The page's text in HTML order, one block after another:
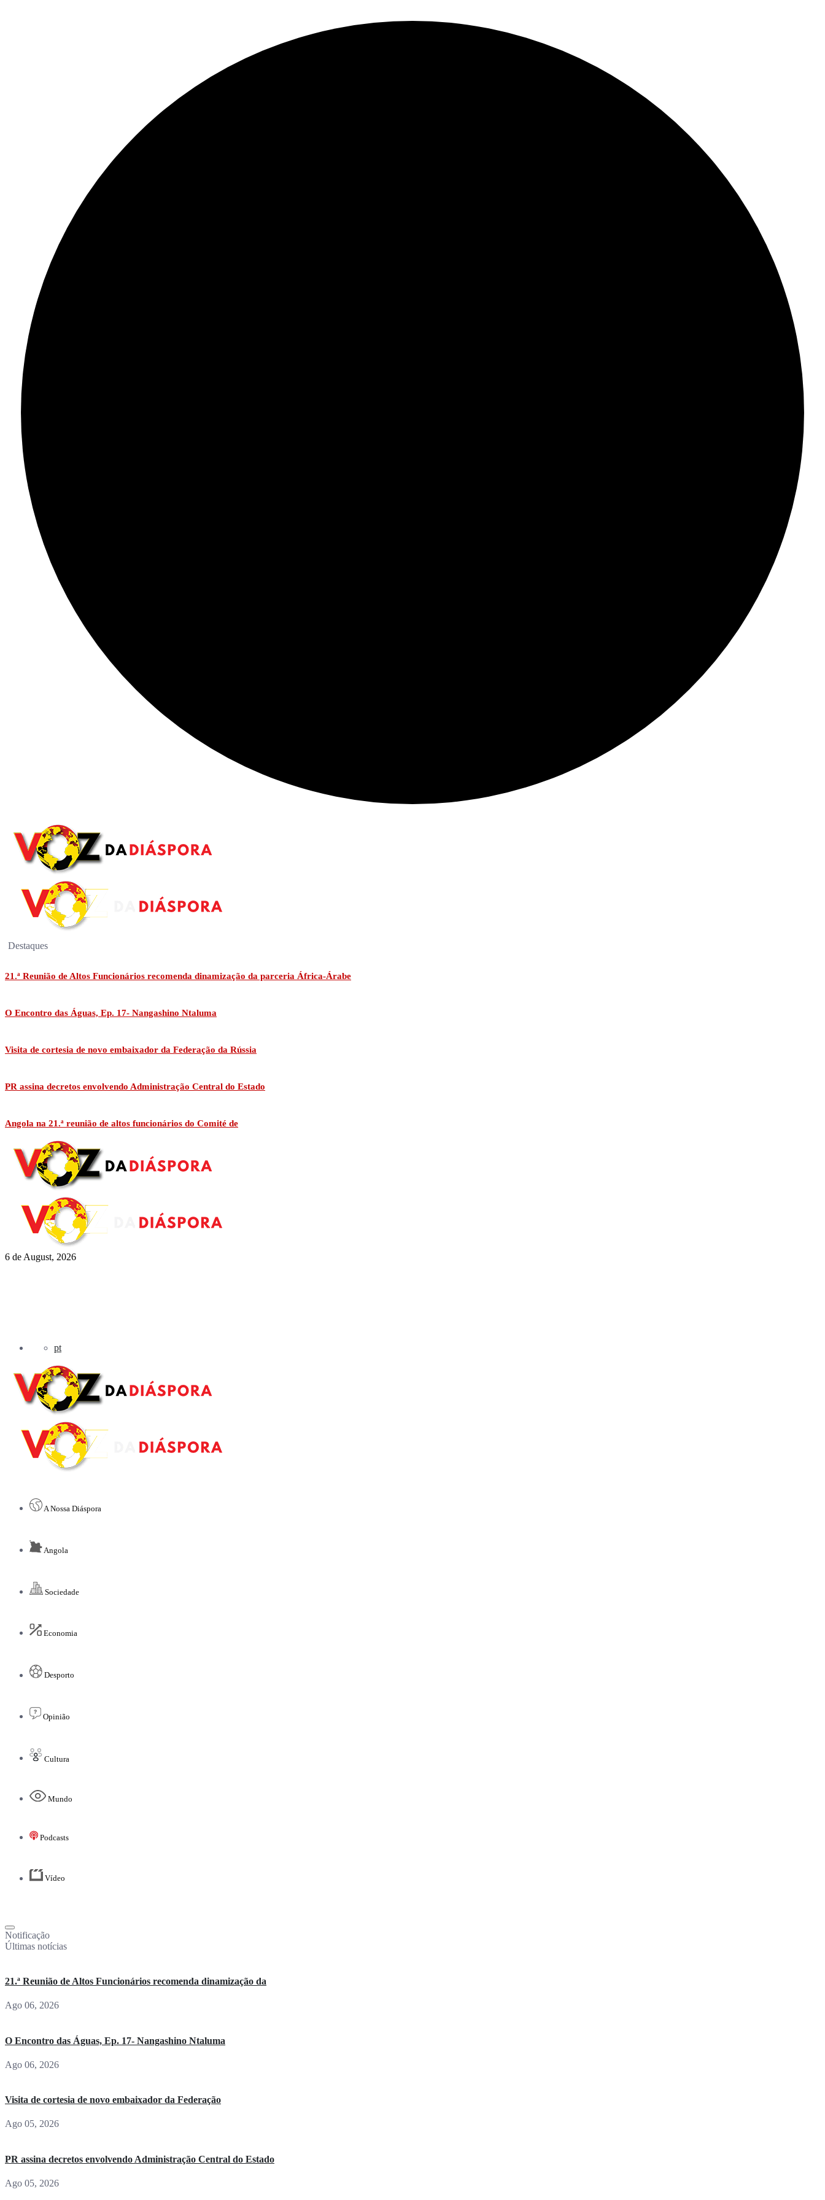
Destaques
21.ª Reunião de Altos Funcionários recomenda dinamização da parceria África-Árabe
O Encontro das Águas, Ep. 17- Nangashino Ntaluma
Visita de cortesia de novo embaixador da Federação da Rússia
PR assina decretos envolvendo Administração Central do Estado
Angola na 21.ª reunião de altos funcionários do Comité de
6 de August, 2026
pt
A Nossa Diáspora
Angola
Sociedade
Economia
Desporto
Opinião
Cultura
Mundo
Podcasts
Vídeo
Notificação
Últimas notícias
21.ª Reunião de Altos Funcionários recomenda dinamização da
Ago 06, 2026
O Encontro das Águas, Ep. 17- Nangashino Ntaluma
Ago 06, 2026
Visita de cortesia de novo embaixador da Federação
Ago 05, 2026
PR assina decretos envolvendo Administração Central do Estado
Ago 05, 2026